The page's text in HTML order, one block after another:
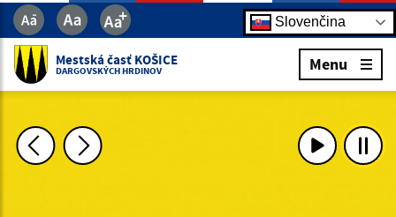
Slovenčina
Mestská časť KOŠICE
DARGOVSKÝCH HRDINOV Menu